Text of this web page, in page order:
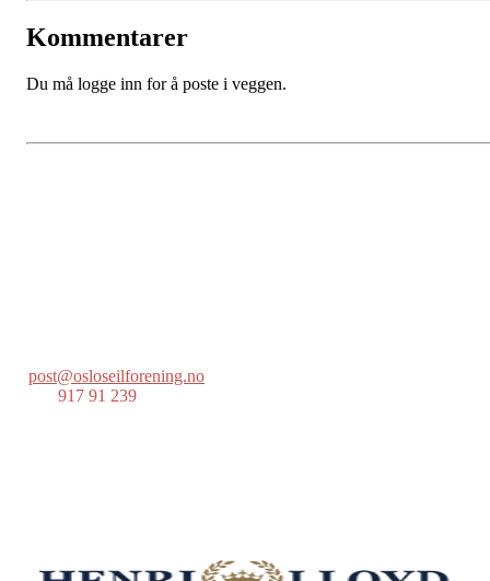
Kommentarer
Du må logge inn for å poste i veggen.
post@osloseilforening.no
917 91 239